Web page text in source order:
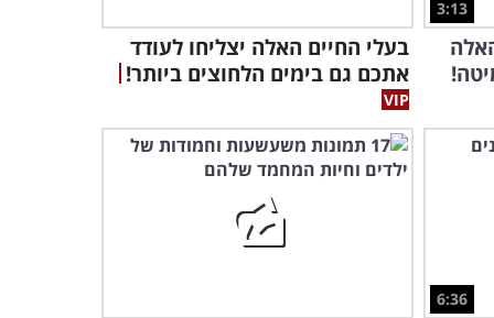
3:13
בעלי החיים האלה יצליחו לעודד
אתכם גם בימים הלחוצים ביותר!
6:36